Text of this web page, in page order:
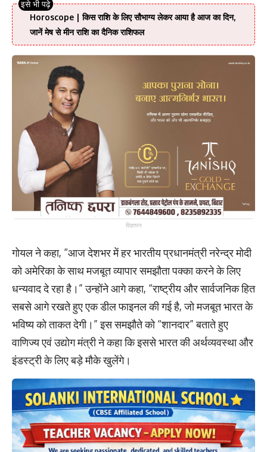
Horoscope | किस राशि के लिए सौभाग्य लेकर आया है आज का दिन,
जानें मेष से मीन राशि का दैनिक राशिफल
विज्ञापन
गोयल ने कहा, “आज देशभर में हर भारतीय प्रधानमंत्री नरेन्द्र मोदी
को अमेरिका के साथ मजबूत व्‍यापार समझौता पक्‍का करने के लिए
धन्यवाद दे रहा है।” उन्होंने आगे कहा, “राष्ट्रीय और सार्वजनिक हित
सबसे आगे रखते हुए एक डील फाइनल की गई है, जो मजबूत भारत के
भविष्य को ताकत देगी।” इस समझौते को “शानदार” बताते हुए
वाणिज्‍य एवं उद्योग मंत्री ने कहा कि इससे भारत की अर्थव्यवस्था और
इंडस्ट्री के लिए बड़े मौके खुलेंगे।